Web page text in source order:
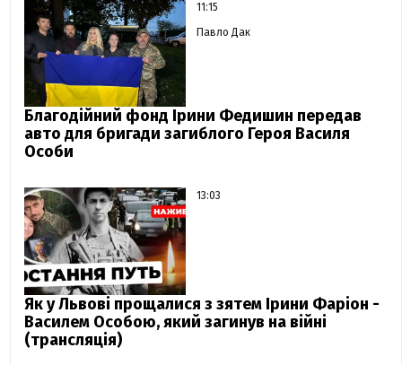
11:15
Павло Дак
Благодійний фонд Ірини Федишин передав
авто для бригади загиблого Героя Василя
Особи
13:03
Як у Львові прощалися з зятем Ірини Фаріон -
Василем Особою, який загинув на війні
(трансляція)